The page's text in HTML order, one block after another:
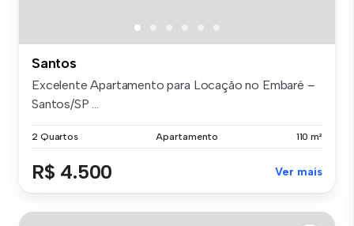
Santos
Excelente Apartamento para Locação no Embaré –
Santos/SP ...
2 Quartos Apartamento 110 m²
R$ 4.500 Ver mais